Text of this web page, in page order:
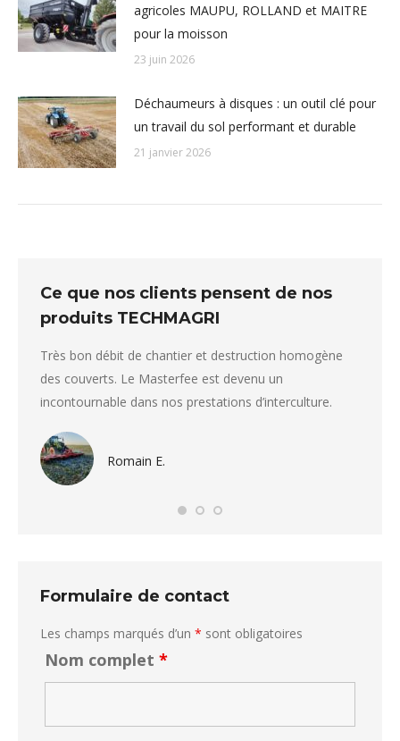
agricoles MAUPU, ROLLAND et MAITRE
pour la moisson
23 juin 2026
Déchaumeurs à disques : un outil clé pour
un travail du sol performant et durable
21 janvier 2026
Ce que nos clients pensent de nos
produits TECHMAGRI
Très bon débit de chantier et destruction homogène
des couverts. Le Masterfee est devenu un
incontournable dans nos prestations d’interculture.
Romain E.
Formulaire de contact
Les champs marqués d’un * sont obligatoires
Nom complet *